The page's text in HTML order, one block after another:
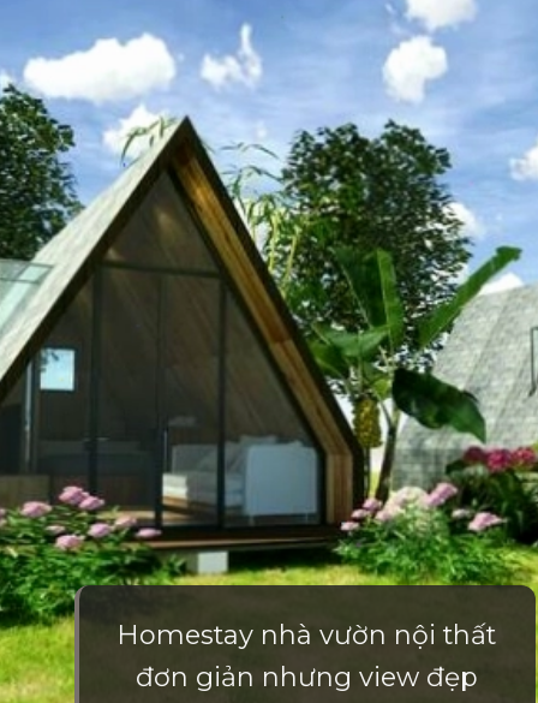
Homestay nhà vườn nội thất
đơn giản nhưng view đẹp